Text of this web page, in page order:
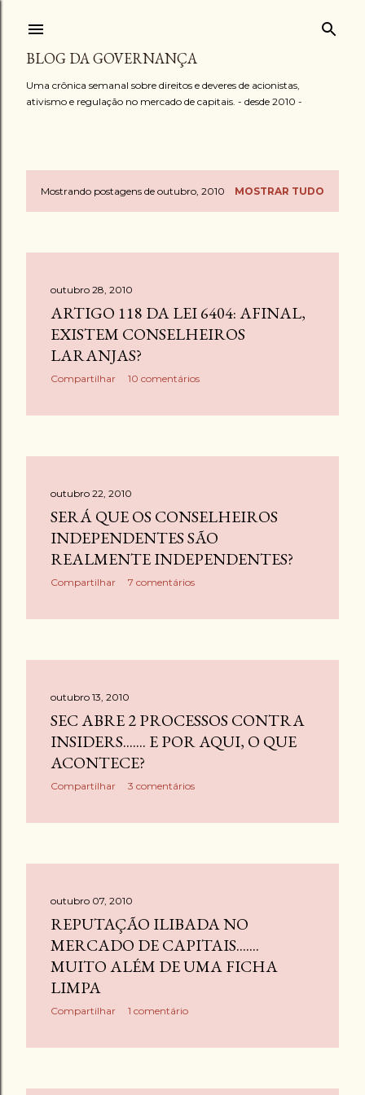
BLOG DA GOVERNANÇA
Uma crônica semanal sobre direitos e deveres de acionistas,
ativismo e regulação no mercado de capitais. - desde 2010 -
P
s
Mostrando postagens de outubro, 2010 MOSTRAR TUDO
outubro 28, 2010
ARTIGO 118 DA LEI 6404: AFINAL,
EXISTEM CONSELHEIROS
LARANJAS?
Compartilhar 10 comentários
outubro 22, 2010
SERÁ QUE OS CONSELHEIROS
INDEPENDENTES SÃO
REALMENTE INDEPENDENTES?
Compartilhar 7 comentários
outubro 13, 2010
SEC ABRE 2 PROCESSOS CONTRA
INSIDERS....... E POR AQUI, O QUE
ACONTECE?
Compartilhar 3 comentários
outubro 07, 2010
REPUTAÇÃO ILIBADA NO
MERCADO DE CAPITAIS.......
MUITO ALÉM DE UMA FICHA
LIMPA
Compartilhar 1 comentário